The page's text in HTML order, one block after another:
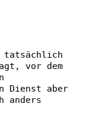
tatsächlich
vor dem
Dienst aber
anders